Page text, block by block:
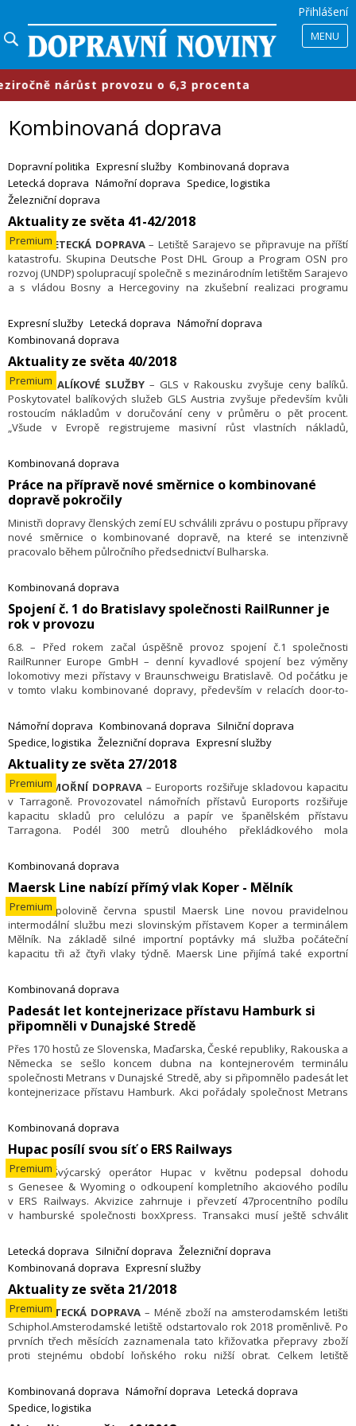
Přihlášení
MENU
nárůst provozu o 6,3 procenta
Kombinovaná doprava
Dopravní politika Expresní služby Kombinovaná doprava
Letecká doprava Námořní doprava Spedice, logistika
Železniční doprava
Aktuality ze světa 41-42/2018
Premium
26.10. –LETECKÁ DOPRAVA– Letiště Sarajevo se připravuje na příští
katastrofu. Skupina Deutsche Post DHL Group a Program OSN pro
rozvoj (UNDP) spolupracují společně s mezinárodním letištěm Sarajevo
a s vládou Bosny a Hercegoviny na zkušební realizaci programu
současnou úroveň připravenosti letiště a připravuje akční plán
k zajištění budoucí odolnosti. V roce 2014 země zažila největší povodně
za posledních 120 let, jež zasáhly milion osob, zničily infrastrukturu,
obchodní zařízení, farmy a úrodu. Je tedy patrný vliv klimatických změn
na zranitelnost země povodněmi, zemětřesením, sesuvy půdy, vlnami
veder a požáry; vláda přitom očekává, že letiště Sarajevo má sehrát
v takových případech klíčovou roli v zajišťování nouzového
zásobování. Ředitel letiště Armion Kajmakovič řekl: „ Dodatkem
k posílení letištních zařízení a zlepšení zkušeností zaměstnanců by po
budeme používat tak, abychom byli připraveni na všechna možná
ohrožení.“ Sarajevo International Airport je strategicky důležité letiště
v případě přírodních katastrof. V tomto regionu prošli školením GARD
již pracovníci letišť v Kazachstánu a v Arménii a jsou dobře připraveni
na mimořádnosti v leteckém provozu.
Expresní služby Letecká doprava Námořní doprava
Kombinovaná doprava
Aktuality ze světa 40/2018
Premium
16.10. –BALÍKOVÉ SLUŽBY – GLS v Rakousku zvyšuje ceny balíků.
Poskytovatel balíkových služeb GLS Austria zvyšuje především kvůli
rostoucím nákladům v doručování ceny v průměru o pět procent.
„Všude v Evropě registrujeme masivní růst vlastních nákladů,
personálu,“ řekl manažer GLS Klaus Schädle a dodal: „Narůstající
regulace v pracovně právní oblasti omezuje pružnost při nasazování
personálu a je tak dalším elementem zvyšování nákladů.“ V důsledku
nárůstu elektronického obchodu a tím se drasticky zvyšujícím počtu
novostaveb a do rozšiřování. Nárůst přeprav vedou dokonce
k nedostatku doručovatelů. Tyto dodatkové náklady musí nyní
poskytovatel balíkových služeb přenášet na zákazníky. Již dříve
dohodnutými podmínkami se budou od příštího roku zvyšovat více než
dopravními a osobními náklady.
Kombinovaná doprava
Práce na přípravě nové směrnice o kombinované
dopravě pokročily
Ministři dopravy členských zemí EU schválili zprávu o postupu přípravy
nové směrnice o kombinované dopravě, na které se intenzivně
pracovalo během půlročního předsednictví Bulharska.
Kombinovaná doprava
Spojení č. 1 do Bratislavy společnosti RailRunner je
rok v provozu
6.8. – Před rokem začal úspěšně provoz spojení č.1 společnosti
RailRunner Europe GmbH – denní kyvadlové spojení bez výměny
lokomotivy mezi přístavy v Braunschweigu Bratislavě. Od počátku je
v tomto vlaku kombinované dopravy, především v relacích door-to-
strojní zařízení, brambory, cukr či betonové desky.
Námořní doprava Kombinovaná doprava Silniční doprava
Spedice, logistika Železniční doprava Expresní služby
Aktuality ze světa 27/2018
Premium
4.7. –NÁMOŘNÍ DOPRAVA– Euroports rozšiřuje skladovou kapacitu
v Tarragoně. Provozovatel námořních přístavů Euroports rozšiřuje
kapacitu skladů pro celulózu a papír ve španělském přístavu
Tarragona. Podél 300 metrů dlouhého překládkového mola
Odpovídá to navýšení kapacity o 24 procent, jak uvedli představitelé
Euroports. Celkově provozuje podnik deset terminálů pro lesní
produkty v pěti zemích. Tarragona patří k nejrychleji rostoucím
přístavům pro tyto komodity v prostoru Středozemního moře. Přístav
slouží jak pro přepravu zboží z jižní Ameriky a severní Evropy do
Španělska, tak i jako tranzitní hub pro další země ve Středomoří jako
jsou Turecko, Řecko, Rumunsko a severní Afrika.
Kombinovaná doprava
Maersk Line nabízí přímý vlak Koper - Mělník
Premium
3.7. – V polovině června spustil Maersk Line novou pravidelnou
intermodální službu mezi slovinským přístavem Koper a terminálem
Mělník. Na základě silné importní poptávky má služba počáteční
kapacitu tři až čtyři vlaky týdně. Maersk Line přijímá také exportní
Kombinovaná doprava
Padesát let kontejnerizace přístavu Hamburk si
připomněli v Dunajské Stredě
Přes 170 hostů ze Slovenska, Maďarska, České republiky, Rakouska a
Německa se sešlo koncem dubna na kontejnerovém terminálu
společnosti Metrans v Dunajské Stredě, aby si připomnělo padesát let
kontejnerizace přístavu Hamburk. Akci pořádaly společnost Metrans
Kombinovaná doprava
Hupac posílí svou síť o ERS Railways
Premium
12.6. – Švýcarský operátor Hupac v květnu podepsal dohodu
s Genesee & Wyoming o odkoupení kompletního akciového podílu
v ERS Railways. Akvizice zahrnuje i převzetí 47procentního podílu
v hamburské společnosti boxXpress. Transakci musí ještě schválit
ještě v červnu.
Letecká doprava Silniční doprava Železniční doprava
Kombinovaná doprava Expresní služby
Aktuality ze světa 21/2018
Premium
28.5. –LETECKÁ DOPRAVA – Méně zboží na amsterodamském letišti
Schiphol.Amste­rodamské letiště odstartovalo rok 2018 proměnlivě. Po
prvních třech měsících zaznamenala tato křižovatka přepravy zboží
proti stejnému období loňského roku nižší obrat. Celkem letiště
období roku 2017. Především v případě výlučně nákladních letadel byla
činnost slabší než před rokem. Tonáž poklesla 2,4 % pro hodnotu roku
2017. Přikládky pro osobní letadla poklesly o 1,6 %. Letiště se loni
Kombinovaná doprava Námořní doprava Letecká doprava
Spedice, logistika